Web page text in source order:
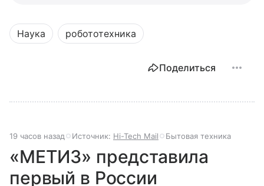
Наука робототехника
Поделиться
19 часов назад Источник: Hi-Tech Mail Бытовая техника
«МЕТИЗ» представила
первый в России